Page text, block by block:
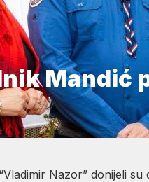
Mandić
Nazor” donijeli